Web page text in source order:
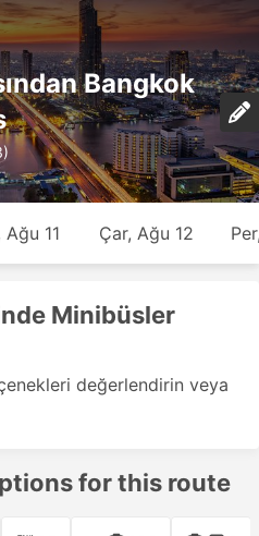
Bangkok
Ağu 11 Çar, Ağu 12
Minibüsler
değerlendirin veya
for this route